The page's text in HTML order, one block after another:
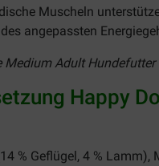
Muscheln
angepassten
Medium Adult
Happy
% Geflügel, 4 %